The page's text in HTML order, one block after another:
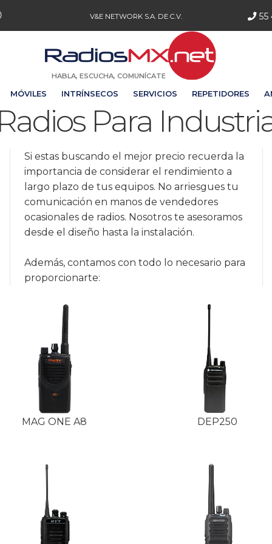
V&E NETWORK S.A. DE C.V. 55
HABLA, ESCUCHA, COMUNÍCATE
MÓVILES INTRÍNSECOS SERVICIOS REPETIDORES
Para
Si estas buscando el mejor precio recuerda la
importancia de considerar el rendimiento a
largo plazo de tus equipos. No arriesgues tu
comunicación en manos de vendedores
ocasionales de radios. Nosotros te asesoramos
desde el diseño hasta la instalación.
Además, contamos con todo lo necesario para
proporcionarte:
MAG ONE A8 DEP250